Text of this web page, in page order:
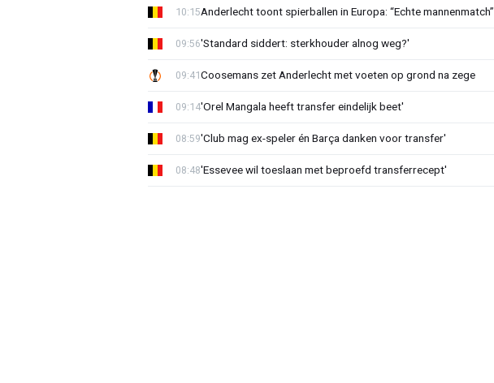
Anderlecht toont spierballen in Europa: “Echte mannenmatch”
10:15
'Standard siddert: sterkhouder alnog weg?'
09:56
Coosemans zet Anderlecht met voeten op grond na zege
09:41
'Orel Mangala heeft transfer eindelijk beet'
09:14
'Club mag ex-speler én Barça danken voor transfer'
08:59
'Essevee wil toeslaan met beproefd transferrecept'
08:48